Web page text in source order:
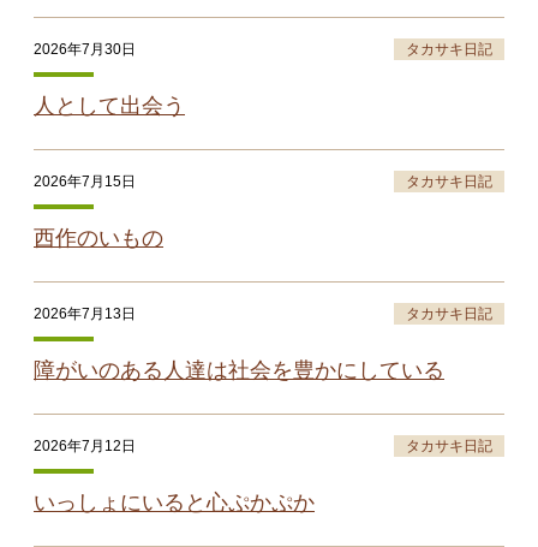
2026年7月30日 タカサキ日記
人として出会う
2026年7月15日 タカサキ日記
西作のいもの
2026年7月13日 タカサキ日記
障がいのある人達は社会を豊かにしている
2026年7月12日 タカサキ日記
いっしょにいると心ぷかぷか